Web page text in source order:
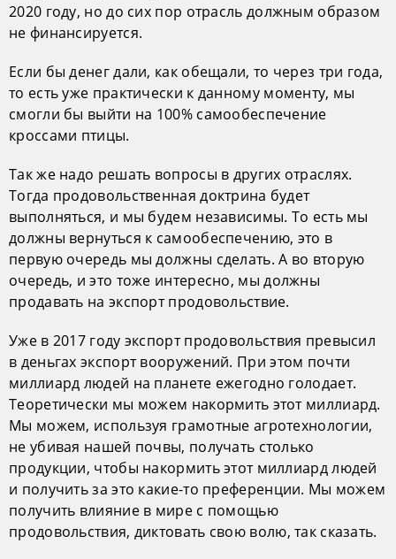
2020 году, но до сих пор отрасль должным образом
не финансируется.
Если бы денег дали, как обещали, то через три года,
то есть уже практически к данному моменту, мы
смогли бы выйти на 100% самообеспечение
кроссами птицы.
Так же надо решать вопросы в других отраслях.
Тогда продовольственная доктрина будет
выполняться, и мы будем независимы. То есть мы
должны вернуться к самообеспечению, это в
первую очередь мы должны сделать. А во вторую
очередь, и это тоже интересно, мы должны
продавать на экспорт продовольствие.
Уже в 2017 году экспорт продовольствия превысил
в деньгах экспорт вооружений. При этом почти
миллиард людей на планете ежегодно голодает.
Теоретически мы можем накормить этот миллиард.
Мы можем, используя грамотные агротехнологии,
не убивая нашей почвы, получать столько
продукции, чтобы накормить этот миллиард людей
и получить за это какие-то преференции. Мы можем
получить влияние в мире с помощью
продовольствия, диктовать свою волю, так сказать.